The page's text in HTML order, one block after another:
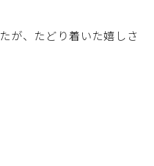
が、たどり着いた嬉しさ